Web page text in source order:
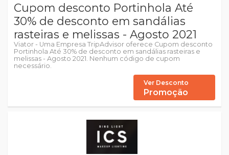
Cupom desconto Portinhola Até
30% de desconto em sandálias
rasteiras e melissas - Agosto 2021
Viator - Uma Empresa TripAdvisor oferece Cupom desconto
Portinhola Até 30% de desconto em sandálias rasteiras e
melissas - Agosto 2021. Nenhum código de cupom
necessário.
Ver Desconto
Promoção